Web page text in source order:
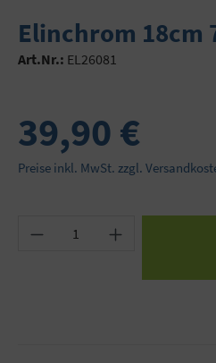
Elinchrom 18cm
Art.Nr.: EL26081
39,90 €
Preise inkl. MwSt. zzgl.
Produkt Anzahl: Gib